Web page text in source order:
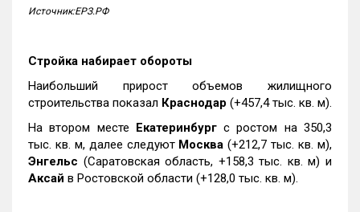
Источник:ЕРЗ.РФ
Стройка набирает обороты
Наибольший прирост объемов жилищного
строительства показал Краснодар (+457,4 тыс. кв. м).
На втором месте Екатеринбургс ростом на 350,3
тыс. кв. м, далее следуют Москва (+212,7 тыс. кв. м),
Энгельс (Саратовская область, +158,3 тыс. кв. м) и
Аксай в Ростовской области (+128,0 тыс. кв. м).